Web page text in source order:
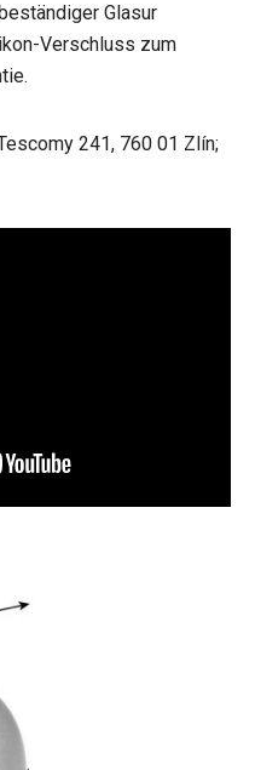
Glasur
Verschluss zum
241, 760 01 Zlín;